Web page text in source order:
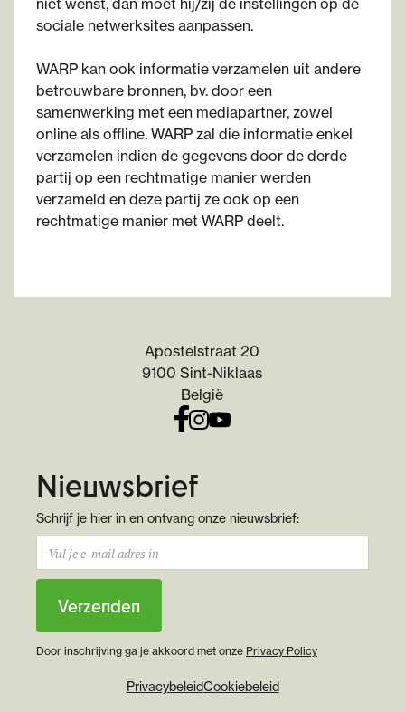
niet wenst, dan moet hij/zij de instellingen op de
sociale netwerksites aanpassen.
WARP kan ook informatie verzamelen uit andere
betrouwbare bronnen, bv. door een
samenwerking met een mediapartner, zowel
online als offline. WARP zal die informatie enkel
verzamelen indien de gegevens door de derde
partij op een rechtmatige manier werden
verzameld en deze partij ze ook op een
rechtmatige manier met WARP deelt.
Apostelstraat 20
9100 Sint-Niklaas
België
Nieuwsbrief
Schrijf je hier in en ontvang onze nieuwsbrief:
Door inschrijving ga je akkoord met onze Privacy Policy
PrivacybeleidCookiebeleid